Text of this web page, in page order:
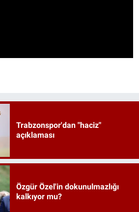
Trabzonspor'dan "haciz"
açıklaması
Özgür Özel'in dokunulmazlığı
kalkıyor mu?